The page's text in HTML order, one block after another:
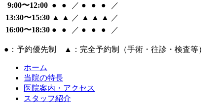
9:00〜12:00 ● ● ／ ● ● ●
／
13:30〜15:30 ▲ ▲ ／ ▲ ▲ ▲
／
16:00〜18:30 ● ● ／ ● ● ● ／
●：予約優先制 ▲：完全予約制（手術・往診・検査等）
ホーム
当院の特長
医院案内・アクセス
スタッフ紹介